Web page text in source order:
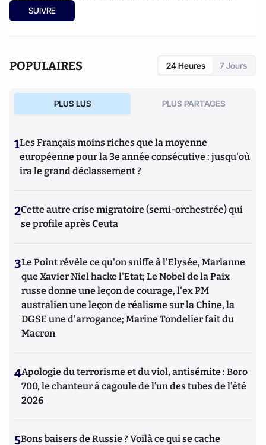
enseigne à Moscou, Genève et Dijon. Il est l'auteur de
plusieurs ouvrages, notamment sur la guerre en
SUIVRE
POPULAIRES 24 Heures 7 Jours
PLUS LUS PLUS PARTAGES
1Les Français moins riches que la moyenne
européenne pour la 3e année consécutive : jusqu'où
ira le grand déclassement ?
2Cette autre crise migratoire (semi-orchestrée) qui
se profile après Ceuta
3Le Point révèle ce qu'on sniffe à l'Elysée, Marianne
que Xavier Niel hacke l'Etat; Le Nobel de la Paix
russe donne une leçon de courage, l'ex PM
australien une leçon de réalisme sur la Chine, la
DGSE une d'arrogance; Marine Tondelier fait du
Macron
4Apologie du terrorisme et du viol, antisémite : Boro
700, le chanteur à cagoule de l’un des tubes de l’été
2026
5Bons baisers de Russie ? Voilà ce qui se cache